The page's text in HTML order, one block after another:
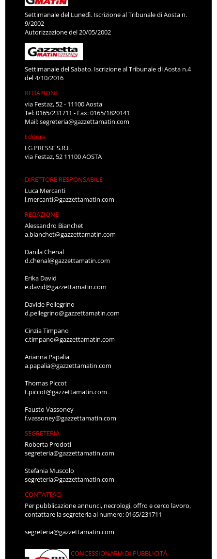
Settimanale del Lunedì. Iscrizione al Tribunale di Aosta n.
9/2002
Autorizzazione del 20/05/2002
Settimanale del Sabato. Iscrizione al Tribunale di Aosta n.4
del 4/10/2016
REDAZIONE
via Festaz, 52 - 11100 Aosta
Tel: 0165/231711 - Fax: 0165/1820141
Mail:segreteria@gazzettamatin.com
Editore
LG PRESSE S.R.L.
via Festaz, 52 11100 AOSTA
DIRETTORE RESPONSABILE
Luca Mercanti
l.mercanti@gazzettamatin.com
REDAZIONE
Alessandro Bianchet
a.bianchet@gazzettamatin.com
Danila Chenal
d.chenal@gazzettamatin.com
Erika David
e.david@gazzettamatin.com
Davide Pellegrino
d.pellegrino@gazzettamatin.com
Cinzia Timpano
c.timpano@gazzettamatin.com
Arianna Papalia
a.papalia@gazzettamatin.com
Thomas Piccot
t.piccot@gazzettamatin.com
Fausto Vassoney
f.vassoney@gazzettamatin.com
SEGRETERIA
Roberta Prodoti
segreteria@gazzettamatin.com
Stefania Muscolo
segreteria@gazzettamatin.com
CONTATTACI
Per pubblicazione annunci, necrologi, offro e cerco lavoro,
contattare la segreteria al numero: 0165/231711
segreteria@gazzettamatin.com
CONCESSIONARIA DI PUBBLICITÀ